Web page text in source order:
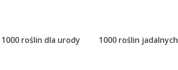
1000 roślin dla urody 1000 roślin jadalnych